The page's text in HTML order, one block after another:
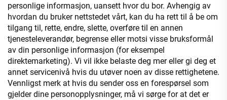
personlige informasjon, uansett hvor du bor. Avhengig av
hvordan du bruker nettstedet vårt, kan du ha rett til å be om
tilgang til, rette, endre, slette, overføre til en annen
tjenesteleverandør, begrense eller motsi visse bruksformål
av din personlige informasjon (for eksempel
direktemarketing). Vi vil ikke belaste deg mer eller gi deg et
annet servicenivå hvis du utøver noen av disse rettighetene.
Vennligst merk at hvis du sender oss en forespørsel som
gjelder dine personopplysninger, må vi sørge for at det er